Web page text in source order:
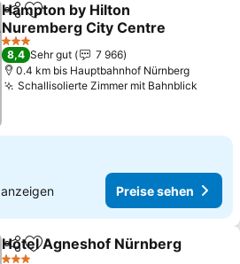
TeilenZu Favoriten hinzufügen
Hampton by Hilton
Nuremberg City Centre
Preise sehen
3 Sterne
8,4 Sehr gut
7 966
0.4 km bis Hauptbahnhof Nürnberg
Schallisolierte Zimmer mit Bahnblick
anzeigen Preise sehen
TeilenZu Favoriten hinzufügen
Hotel Agneshof Nürnberg